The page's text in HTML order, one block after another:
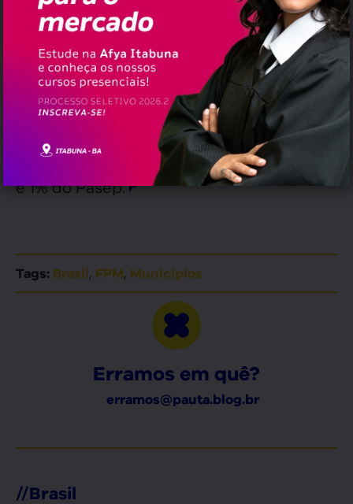
gestores, a CNM disponibiliza uma
plataforma para o acompanhamento das
transferências constitucionais. Na nota do
FPM, elaborada pela Confederação com
base nos dados da STN, também é
possível acessar os valores brutos do
repasse do FPM e os seus respectivos
descontos: 20% do Fundeb, 15% da saúde
e 1% do Pasep.
Tags: Brasil, FPM, Municípios
Erramos em quê?
erramos@pauta.blog.br
//Brasil